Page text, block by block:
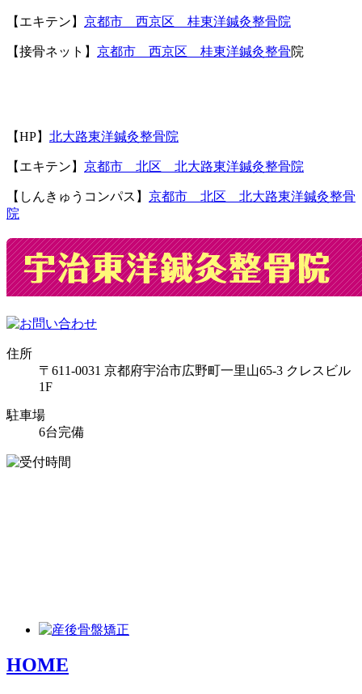
【エキテン】 京都市 西京区 桂東洋鍼灸整骨院
【接骨ネット】 京都市 西京区 桂東洋鍼灸整骨院
【HP】 北大路東洋鍼灸整骨院
【エキテン】 京都市 北区 北大路東洋鍼灸整骨院
【しんきゅうコンパス】 京都市 北区 北大路東洋鍼灸整骨
院
住所
〒611-0031 京都府宇治市広野町一里山65-3 クレスビル
1F
駐車場
6台完備
HOME